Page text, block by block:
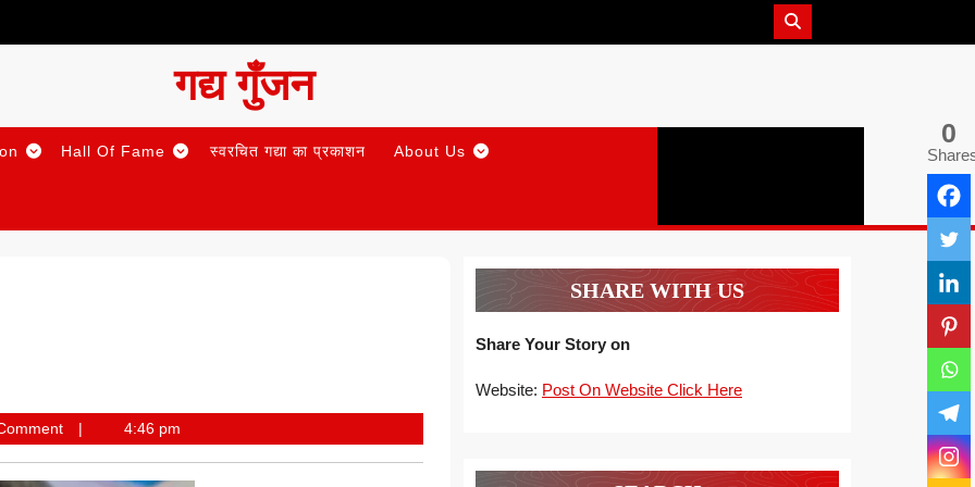
गद्य गुँजन
Hall Of Fame स्वरचित गद्या का प्रकाशन About Us
4:46 pm
0
SHARE WITH US
Share Your Story on
Website: Post On Website Click Here